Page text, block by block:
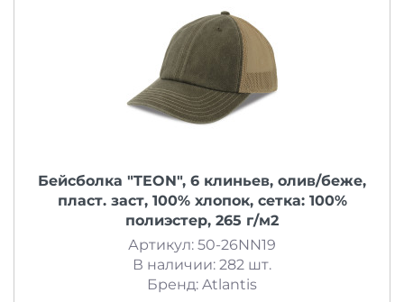
Бейсболка "TEON", 6 клиньев, олив/беже,
пласт. заст, 100% хлопок, сетка: 100%
полиэстер, 265 г/м2
Артикул: 50-26NN19
В наличии: 282 шт.
Бренд: Atlantis